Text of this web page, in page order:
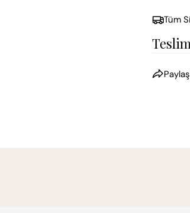
Tüm
Paylaş